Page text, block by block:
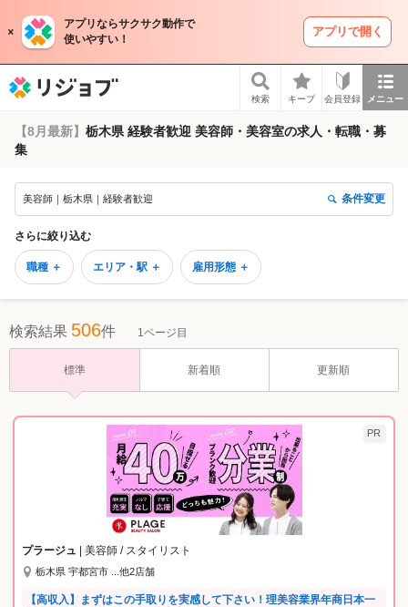
アプリならサクサク動作で
使いやすい！
アプリで開く
検索 キープ 会員登録 メニュー
【8月最新】 栃木県 経験者歓迎 美容師・美容室の求人・転職・募
集
美容師｜栃木県｜経験者歓迎 条件変更
さらに絞り込む
職種 ＋ エリア・駅 ＋ 雇用形態 ＋
検索結果 506件 1ページ目
標準 新着順 更新順
PR
プラージュ | 美容師 / スタイリスト
栃木県 宇都宮市 ...他2店舗
【高収入】まずはこの手取りを実感して下さい！理美容業界年商日本一